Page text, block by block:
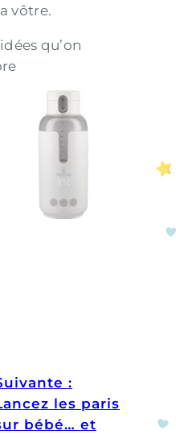
vôtre.
qu’on
Chauffe-
Nomad
:
les paris
bébé… et